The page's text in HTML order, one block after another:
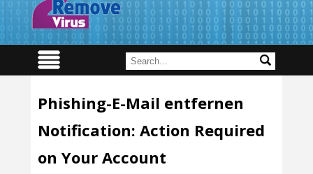
Phishing-E-Mail entfernen
Notification: Action Required
on Your Account